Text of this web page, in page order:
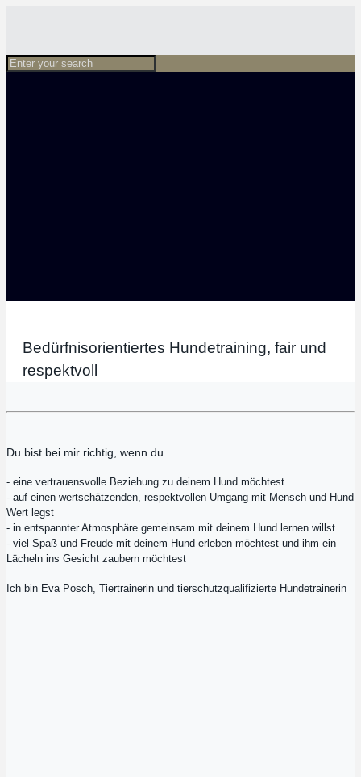
Bedürfnisorientiertes Hundetraining, fair und
respektvoll
Du bist bei mir richtig, wenn du
- eine vertrauensvolle Beziehung zu deinem Hund möchtest
- auf einen wertschätzenden, respektvollen Umgang mit Mensch und Hund
Wert legst
- in entspannter Atmosphäre gemeinsam mit deinem Hund lernen willst
- viel Spaß und Freude mit deinem Hund erleben möchtest und ihm ein
Lächeln ins Gesicht zaubern möchtest
Ich bin Eva Posch, Tiertrainerin und tierschutzqualifizierte Hundetrainerin